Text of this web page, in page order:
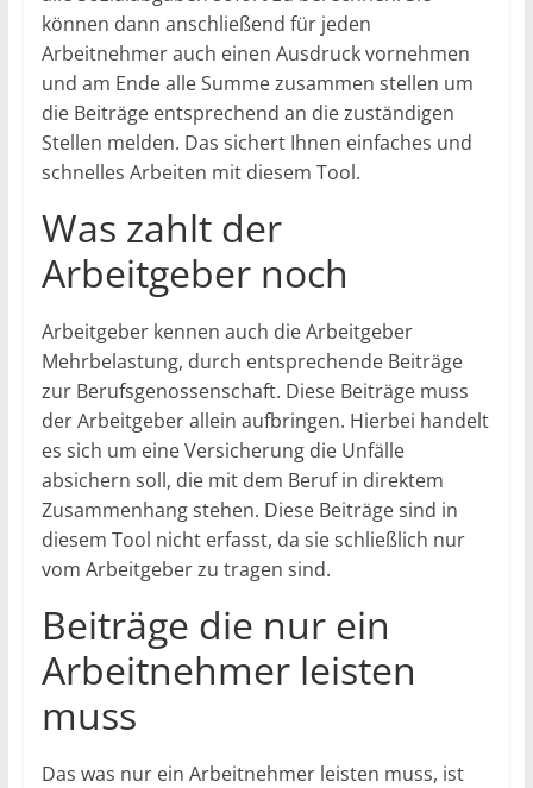
können dann anschließend für jeden
Arbeitnehmer auch einen Ausdruck vornehmen
und am Ende alle Summe zusammen stellen um
die Beiträge entsprechend an die zuständigen
Stellen melden. Das sichert Ihnen einfaches und
schnelles Arbeiten mit diesem Tool.
Was zahlt der
Arbeitgeber noch
Arbeitgeber kennen auch die Arbeitgeber
Mehrbelastung, durch entsprechende Beiträge
zur Berufsgenossenschaft. Diese Beiträge muss
der Arbeitgeber allein aufbringen. Hierbei handelt
es sich um eine Versicherung die Unfälle
absichern soll, die mit dem Beruf in direktem
Zusammenhang stehen. Diese Beiträge sind in
diesem Tool nicht erfasst, da sie schließlich nur
vom Arbeitgeber zu tragen sind.
Beiträge die nur ein
Arbeitnehmer leisten
muss
Das was nur ein Arbeitnehmer leisten muss, ist